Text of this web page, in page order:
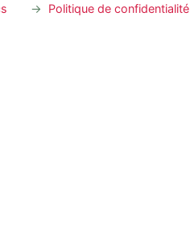
Politique de confidentialité